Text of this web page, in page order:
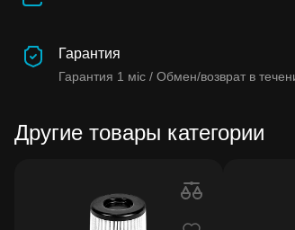
Гарантия
Гарантия 1 міс / Обмен/возврат в
Другие товары категории